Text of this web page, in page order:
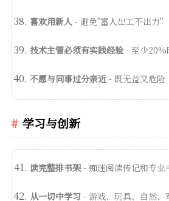
喜欢用新人- 避免"富人出工不出力"
技术主管必须有实践经验- 至少20%
不愿与同事过分亲近- 既无益又危险
学习与创新
读完整排书架- 痴迷阅读传记和专业
从一切中学习- 游戏、玩具、自然、